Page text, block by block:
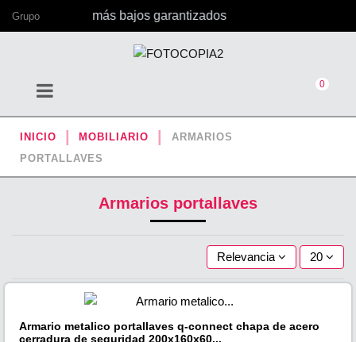
Grupolos precios más bajos garantizados
0
INICIO MOBILIARIO
ARMARIOS
PORTALLAVES
Armarios portallaves
Relevancia 20
Armario metalico portallaves q-connect chapa de acero
cerradura de seguridad 200x160x60...